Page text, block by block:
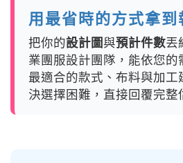
用最省時的方式拿到
把你的設計圖與預計件數丟
業團服設計團隊，能依您的
最適合的款式、布料與加工
決選擇困難，直接回覆完整